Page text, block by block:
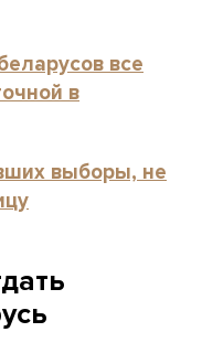
все
в
выборы, не